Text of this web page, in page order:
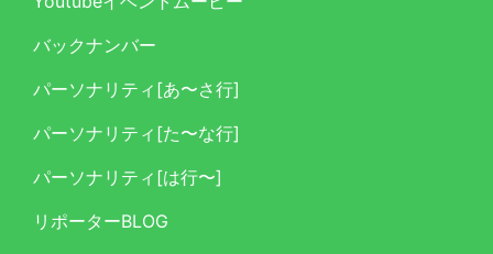
バックナンバー
パーソナリティ[あ〜さ行]
パーソナリティ[た〜な行]
パーソナリティ[は行〜]
リポーターBLOG